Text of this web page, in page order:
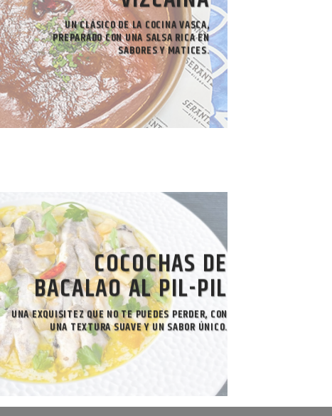
UN CLÁSICO DE LA COCINA VASCA,
PREPARADO CON UNA SALSA RICA EN
SABORES Y MATICES.
COCOCHAS DE
BACALAO AL PIL-PIL
UNA EXQUISITEZ QUE NO TE PUEDES PERDER, CON
UNA TEXTURA SUAVE Y UN SABOR ÚNICO.